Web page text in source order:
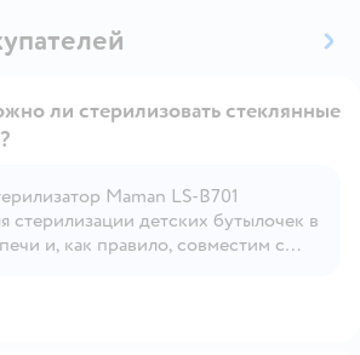
Открыть вопрос
ли стерилизовать стеклянные
Maman LS-B701
стерилизации детских бутылочек в
и, как правило, совместим с
зависеть от конкретной модели и